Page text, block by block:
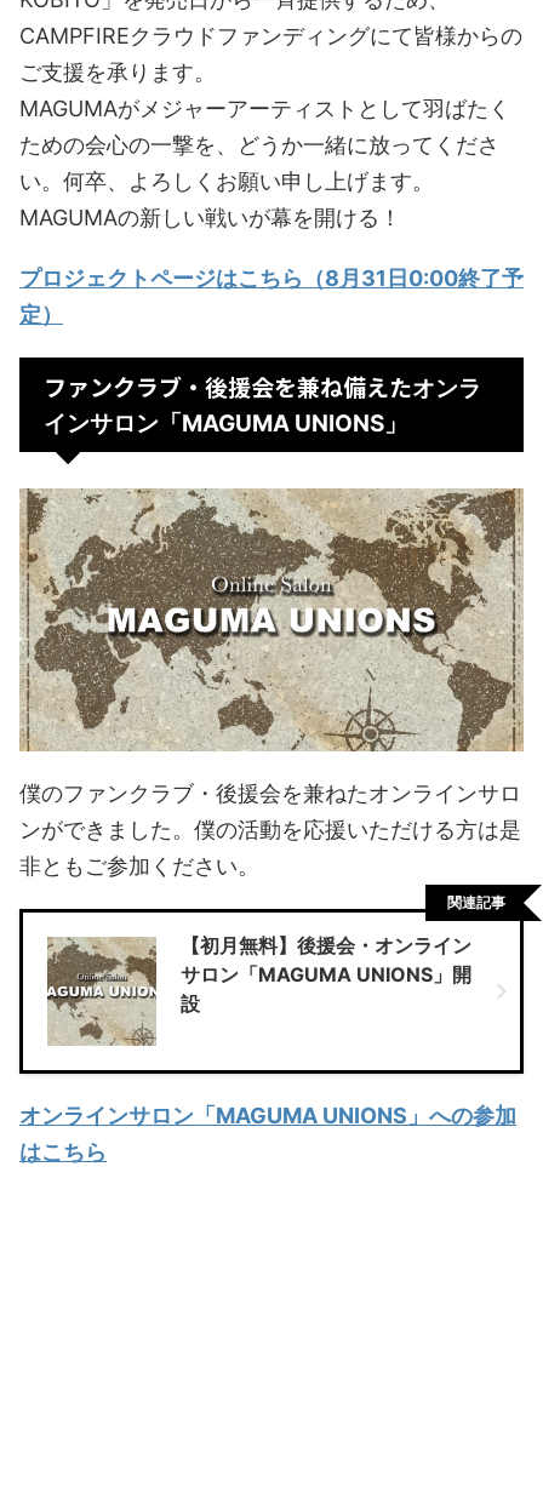
CAMPFIREクラウドファンディングにて皆様からの
ご支援を承ります。
MAGUMAがメジャーアーティストとして羽ばたく
ための会心の一撃を、どうか一緒に放ってくださ
い。何卒、よろしくお願い申し上げます。
MAGUMAの新しい戦いが幕を開ける！
プロジェクトページはこちら（8月31日0:00終了予
定）
ファンクラブ・後援会を兼ね備えたオンラ
インサロン「MAGUMA UNIONS」
僕のファンクラブ・後援会を兼ねたオンラインサロ
ンができました。僕の活動を応援いただける方は是
非ともご参加ください。
【初月無料】後援会・オンライン
サロン「MAGUMA UNIONS」開
設
関連記事
オンラインサロン「MAGUMA UNIONS」への参加
はこちら